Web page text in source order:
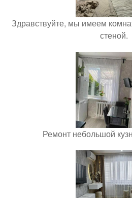
Здравствуйте, мы имеем
стеной.
Ремонт небольшой